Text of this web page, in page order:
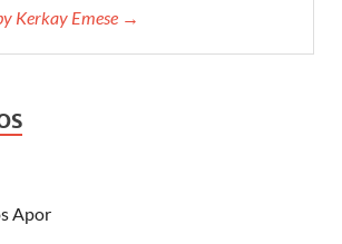
Kerkay Emese →
Apor